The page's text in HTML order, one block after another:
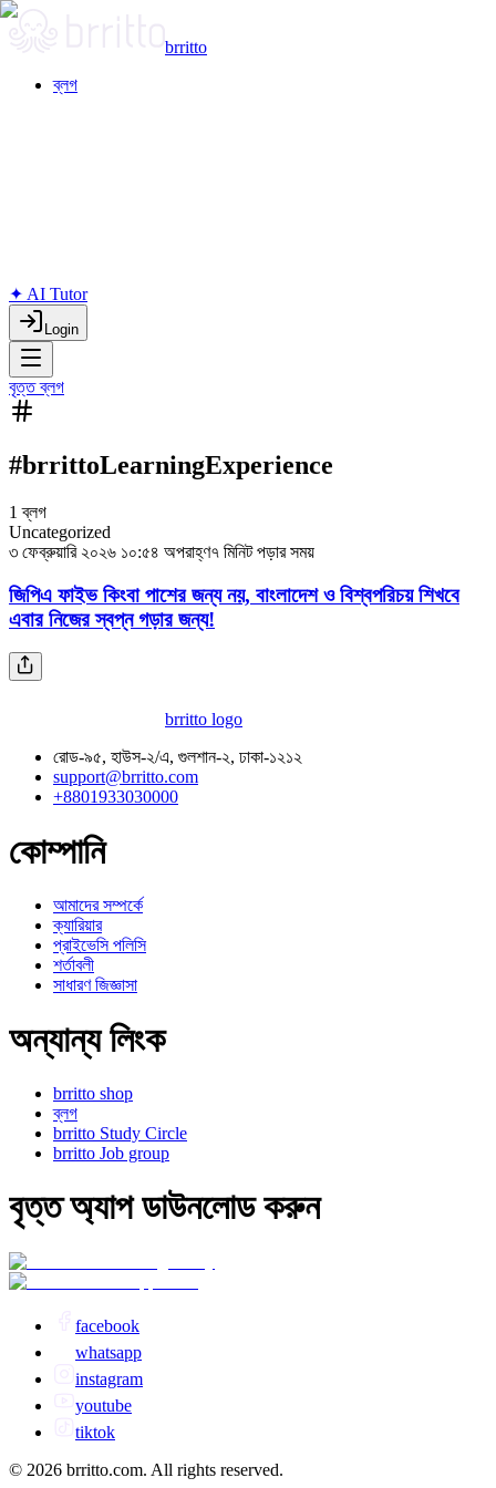
brritto
ব্লগ
✦ AI Tutor
Login
বৃত্ত ব্লগ
#brrittoLearningExperience
1 ব্লগ
Uncategorized
৩ ফেব্রুয়ারি ২০২৬ ১০:৫৪ অপরাহ্ণ৭ মিনিট পড়ার সময়
জিপিএ ফাইভ কিংবা পাশের জন্য নয়, বাংলাদেশ ও বিশ্বপরিচয় শিখবে
এবার নিজের স্বপ্ন গড়ার জন্য!
brritto logo
রোড-৯৫, হাউস-২/এ, গুলশান-২, ঢাকা-১২১২
support@brritto.com
+8801933030000
কোম্পানি
আমাদের সম্পর্কে
ক্যারিয়ার
প্রাইভেসি পলিসি
শর্তাবলী
সাধারণ জিজ্ঞাসা
অন্যান্য লিংক
brritto shop
ব্লগ
brritto Study Circle
brritto Job group
বৃত্ত অ্যাপ ডাউনলোড করুন
facebook
whatsapp
instagram
youtube
tiktok
© 2026 brritto.com. All rights reserved.